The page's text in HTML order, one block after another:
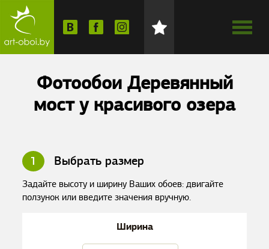
Фотообои Деревянный
мост у красивого озера
1 Выбрать размер
Задайте высоту и ширину Ваших обоев: двигайте
ползунок или введите значения вручную.
Ширина